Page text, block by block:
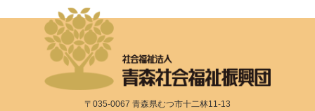
〒035-0067 青森県むつ市十二林11-13